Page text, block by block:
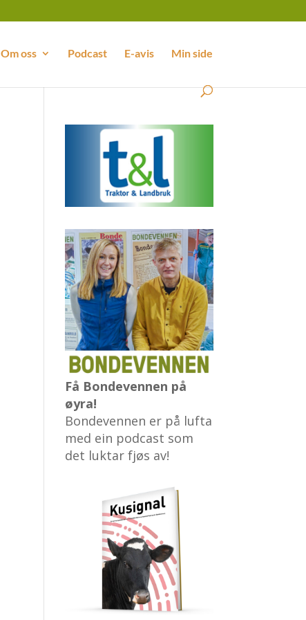
Om oss Podcast E-avis Min side
Få Bondevennen på
øyra!
Bondevennen er på lufta
med ein podcast som
det luktar fjøs av!